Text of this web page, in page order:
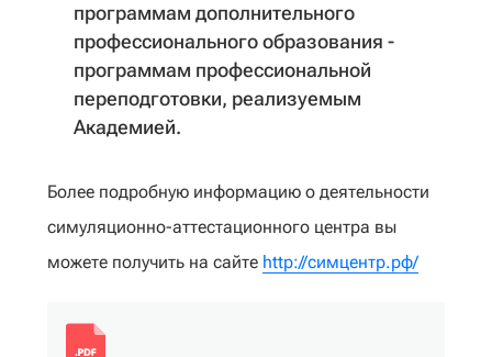
программам дополнительного
профессионального образования -
программам профессиональной
переподготовки, реализуемым
Академией.
Более подробную информацию о деятельности
симуляционно-аттестационного центра вы
можете получить на сайте http://симцентр.рф/